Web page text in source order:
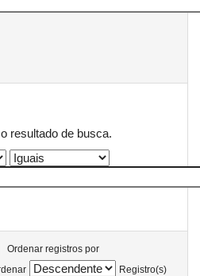
resultado de busca.
Ordenar registros por
Registro(s)